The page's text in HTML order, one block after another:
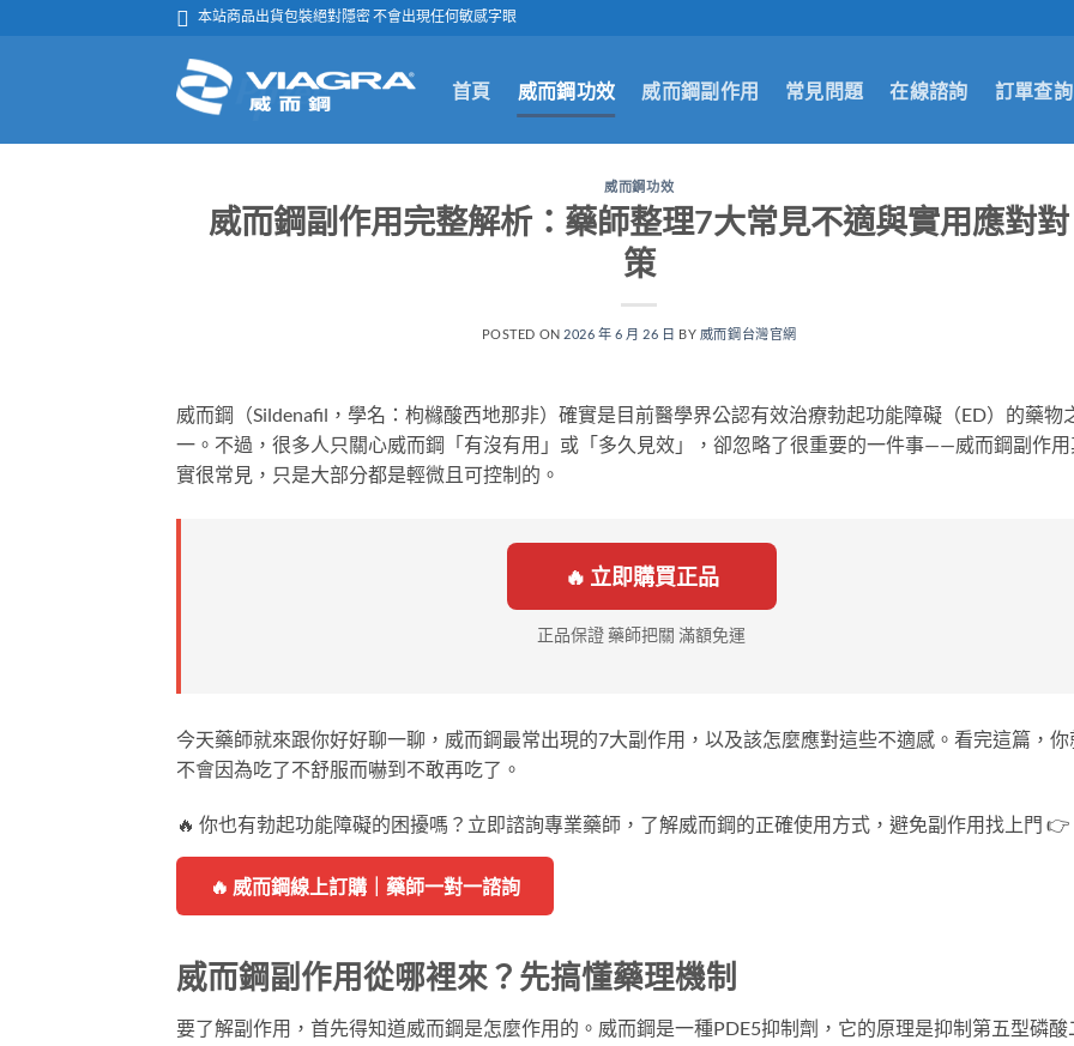
 本站商品出貨包裝絕對隱密 不會出現任何敏感字眼
首頁 威而鋼功效 威而鋼副作用 常見問題 在線諮詢 訂單查詢
威而鋼功效
威而鋼副作用完整解析：藥師整理7大常見不適與實用應對對
策
POSTED ON 2026 年 6 月 26 日 BY 威而鋼台灣官網
威而鋼（Sildenafil，學名：枸櫞酸西地那非）確實是目前醫學界公認有效治療勃起功能障礙（ED）的藥物
一。不過，很多人只關心威而鋼「有沒有用」或「多久見效」，卻忽略了很重要的一件事——威而鋼副作
實很常見，只是大部分都是輕微且可控制的。
🔥 立即購買正品
正品保證 藥師把關 滿額免運
今天藥師就來跟你好好聊一聊，威而鋼最常出現的7大副作用，以及該怎麼應對這些不適感。看完這篇，你
不會因為吃了不舒服而嚇到不敢再吃了。
🔥 你也有勃起功能障礙的困擾嗎？立即諮詢專業藥師，了解威而鋼的正確使用方式，避免副作用找上門 👉
🔥 威而鋼線上訂購｜藥師一對一諮詢
威而鋼副作用從哪裡來？先搞懂藥理機制
要了解副作用，首先得知道威而鋼是怎麼作用的。威而鋼是一種PDE5抑制劑，它的原理是抑制第五型磷酸